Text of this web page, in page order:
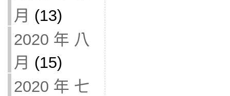
月 (13)
2020 年 八
月 (15)
2020 年 七